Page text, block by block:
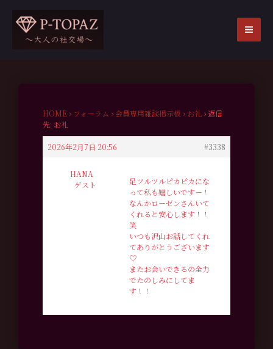
HOME › フォーラム › 会員専用雑談掲示板 › お礼 ›返信
先: お礼
2026年2月7日 20:56 #3338
HANA
ゲスト
足ツルツルピカピカにな
って私も嬉しいですー！
なんかローゼンさんいて
くれると安心します！！
笑
いつも沢山お話してくれ
てありがとうございます
♡
またお会いできるの全力
でたのしみにしてま
す！！